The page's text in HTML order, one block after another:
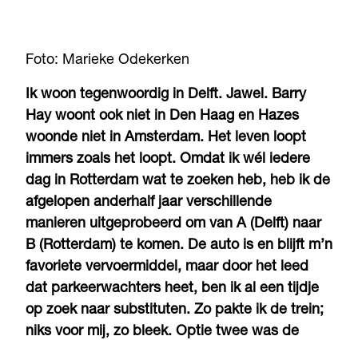
Foto: Marieke Odekerken
Ik woon tegenwoordig in Delft. Jawel. Barry
Hay woont ook niet in Den Haag en Hazes
woonde niet in Amsterdam. Het leven loopt
immers zoals het loopt. Omdat ik wél iedere
dag in Rotterdam wat te zoeken heb, heb ik de
afgelopen anderhalf jaar verschillende
manieren uitgeprobeerd om van A (Delft) naar
B (Rotterdam) te komen. De auto is en blijft m’n
favoriete vervoermiddel, maar door het leed
dat parkeerwachters heet, ben ik al een tijdje
op zoek naar substituten. Zo pakte ik de trein;
niks voor mij, zo bleek. Optie twee was de